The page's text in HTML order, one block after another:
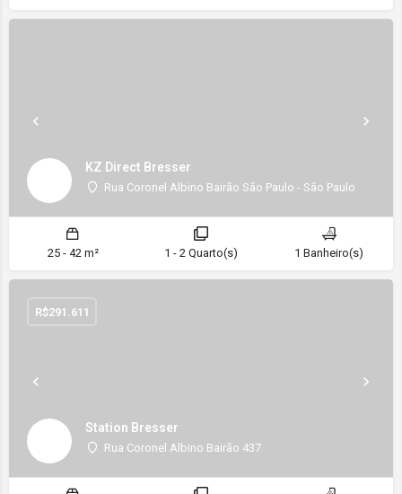
KZ Direct Bresser
Rua Coronel Albino Bairão São Paulo - São Paulo
25 - 42 m² 1 - 2 Quarto(s) 1 Banheiro(s)
Station Bresser
Rua Coronel Albino Bairão 437
R$291.611